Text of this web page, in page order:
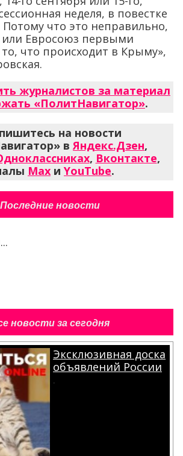
неделя, в повестке
что это неправильно,
или Евросоюз первыми
что происходит в Крыму»,
журналистов за материал
«ПолитНавигатор».
на новости
вЯндекс.Дзен,
, Вконтакте,
Max и YouTube.
Последние новости
новости за сегодня
Эксклюзивная доска
объявлений России
.